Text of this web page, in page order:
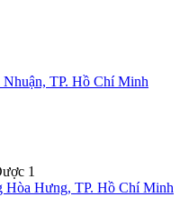
TP. Hồ Chí Minh
1
Hòa Hưng, TP. Hồ Chí Minh